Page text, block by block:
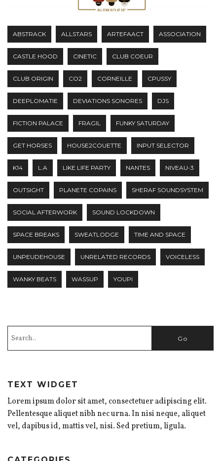
ABSTRACK ALLSTARS ARTEFAACT ASSOCIATION
CASTLE HOOD CINETIC CLUB COEUR
CLUB ORIGIN CO2 CORNEILLE CPUSSY
DEEPLOMATIE DEVIATIONS SONORES DJS
FICTION PALACE FRAGIL FUNKY SATURDAY
GET HORSES HOUSE2COUETTE INPUT SELECTOR
K14 L.A LIKE LIFE PARTY NANTES NIVEAU-3
OUTSIGHT PLANETE COPAINS SHERAF SOUNDSYSTEM
SOCIAL AFTERWORK SOUND LOCKDOWN
SPACE BREAKS SWEATLODGE TIME AND SPACE
UNPEUDEHOUSE UNRELATED RECORDS VOICELESS
WANKY BEATS WASSUP YOUPI
TEXT WIDGET
Lorem ipsum dolor sit amet, consectetuer adipiscing elit.
Pellentesque aliquet nibh nec urna. In nisi neque, aliquet
vel, dapibus id, mattis vel, nisi. Sed pretium, ligula.